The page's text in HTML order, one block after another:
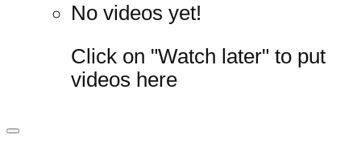
No videos yet!
Click on "Watch later" to put
videos here